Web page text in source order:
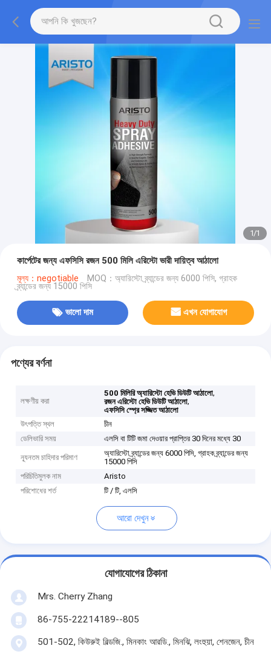
1/1
কার্পেটের জন্য এফসিসি রজন 500 মিলি এরিস্টো ভারী দায়িত্ব আঠালো
মূল্য：negotiable MOQ：অ্যারিস্টো ব্র্যান্ডের জন্য 6000 পিসি, গ্রাহক
ব্র্যান্ডের জন্য 15000 পিসি
ভালো দাম এখন যোগাযোগ
পণ্যের বর্ণনা
লক্ষণীয় করা
500 মিলিরি অ্যারিস্টো হেভি ডিউটি ​​আঠালো,
রজন এরিস্টো হেভি ডিউটি ​​আঠালো,
এফসিসি স্প্রে সজ্জিত আঠালো
উৎপত্তি স্থল
চীন
ডেলিভারি সময়
এলসি বা টিটি জমা দেওয়ার প্রাপ্তির 30 দিনের মধ্যে 30
ন্যূনতম চাহিদার পরিমাণ
অ্যারিস্টো ব্র্যান্ডের জন্য 6000 পিসি, গ্রাহক ব্র্যান্ডের জন্য
15000 পিসি
পরিচিতিমুলক নাম
Aristo
পরিশোধের শর্ত
টি / টি, এলসি
আরো দেখুন
যোগাযোগের ঠিকানা
Mrs. Cherry Zhang
86-755-22214189--805
501-502, কিউরুই বিল্ডজি., মিনকাং আরডি., মিনঝি, লংহুয়া, শেনজেন, চীন